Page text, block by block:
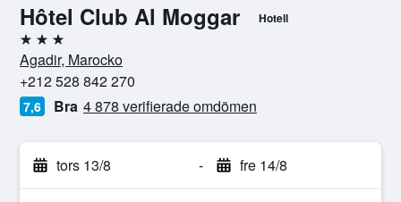
Hôtel Club Al Moggar Hotell
3 stjärnor
Agadir, Marocko
+212 528 842 270
7,6 Bra 4 878 verifierade omdömen
tors 13/8 - fre 14/8